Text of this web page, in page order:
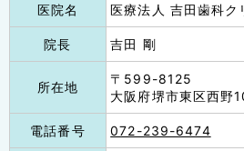
医院名 医療法人 吉田歯科ク
院長 吉田 剛
所在地
〒599-8125
大阪府堺市東区西野
電話番号 072-239-6474